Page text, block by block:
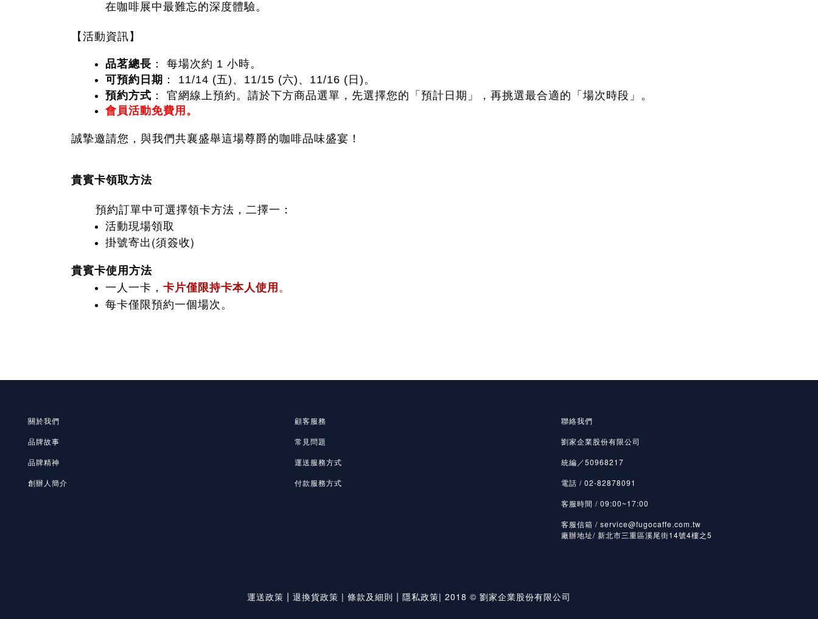
在咖啡展中最難忘的深度體驗。
【活動資訊】
品茗總長 ： 每場次約 1 小時。
可預約日期 ： 11/14 (五)、11/15 (六)、11/16 (日)。
預約方式 ： 官網線上預約。請於下方商品選單，先選擇您的「預計日期」，再挑選最合適的「場次時段」。
會員活動免費用。
誠摯邀請您，與我們共襄盛舉這場尊爵的咖啡品味盛宴！
貴賓卡領取方法
預約訂單中可選擇領卡方法，二擇一：
活動現場領取
掛號寄出(須簽收)
貴賓卡使用方法
一人一卡， 卡片僅限持卡本人使用。
每卡僅限預約一個場次。
關於我們
品牌故事
品牌精神
創辦人簡介
顧客服務
常見問題
運送服務方式
付款服務方式
聯絡我們
劉家企業股份有限公司
統編／50968217
電話 / 02-82878091
客服時間 / 09:00~17:00
客服信箱 / service@fugocaffe.com.tw
廠辦地址/ 新北市三重區溪尾街14號4樓之5
運送政策 | 退換貨政策 | 條款及細則 | 隱私政策| 2018 © 劉家企業股份有限公司